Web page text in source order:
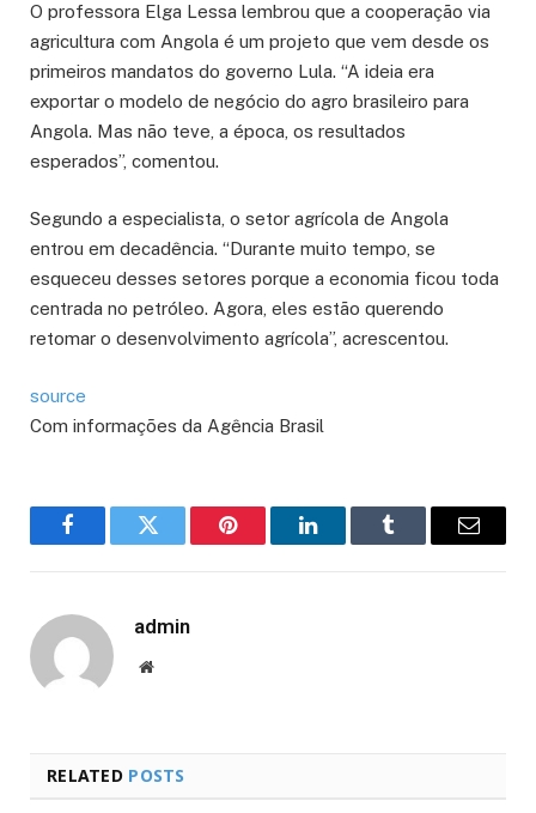
O professora Elga Lessa lembrou que a cooperação via
agricultura com Angola é um projeto que vem desde os
primeiros mandatos do governo Lula. “A ideia era
exportar o modelo de negócio do agro brasileiro para
Angola. Mas não teve, a época, os resultados
esperados”, comentou.
Segundo a especialista, o setor agrícola de Angola
entrou em decadência. “Durante muito tempo, se
esqueceu desses setores porque a economia ficou toda
centrada no petróleo. Agora, eles estão querendo
retomar o desenvolvimento agrícola”, acrescentou.
source
Com informações da Agência Brasil
FacebookTwitter Pinterest LinkedInTumblr Email
admin
Website
RELATED POSTS